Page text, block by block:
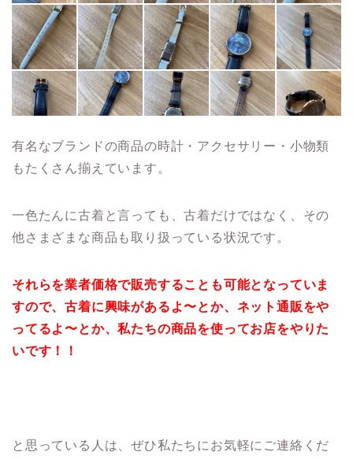
有名なブランドの商品の時計・アクセサリー・小物類
もたくさん揃えています。
一色たんに古着と言っても、古着だけではなく、その
他さまざまな商品も取り扱っている状況です。
それらを業者価格で販売することも可能となっていま
すので、古着に興味があるよ〜とか、ネット通販をや
ってるよ〜とか、私たちの商品を使ってお店をやりた
いです！！
と思っている人は、ぜひ私たちにお気軽にご連絡くだ